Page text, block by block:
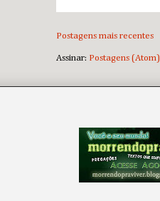
Postagens mais recentes
Assinar: Postagens (Atom)